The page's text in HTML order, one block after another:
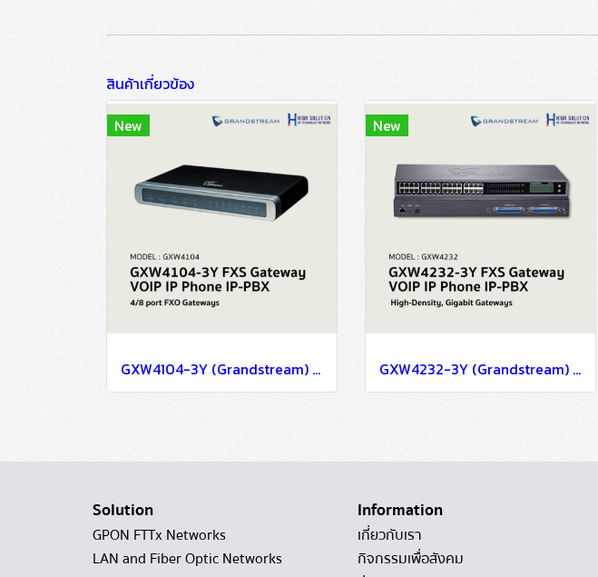
สินค้าเกี่ยวข้อง
New
GXW4104-3Y (Grandstream) FXS Gateway VOIP IP Phone IP-PBX Solutions
New
GXW4232-3Y (Grandstream) FXS Gateway VOIP IP Phone IP-PBX Solutions
Solution
GPON FTTx Networks
LAN and Fiber Optic Networks
Information
เกี่ยวกับเรา
กิจกรรมเพื่อสังคม